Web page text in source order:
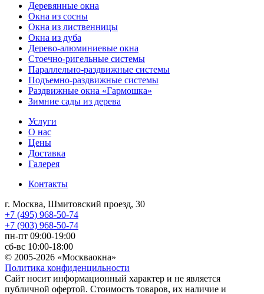
Деревянные окна
Окна из сосны
Окна из лиственницы
Окна из дуба
Дерево-алюминиевые окна
Стоечно-ригельные системы
Параллельно-раздвижные системы
Подъемно-раздвижные системы
Раздвижные окна «Гармошка»
Зимние сады из дерева
Услуги
О нас
Цены
Доставка
Галерея
Контакты
г. Москва, Шмитовский проезд, 30
+7 (495) 968-50-74
+7 (903) 968-50-74
пн-пт 09:00-19:00
сб-вс 10:00-18:00
© 2005-2026 «Москваокна»
Политика конфиденцильности
Сайт носит информационный характер и не является
публичной офертой. Стоимость товаров, их наличие и